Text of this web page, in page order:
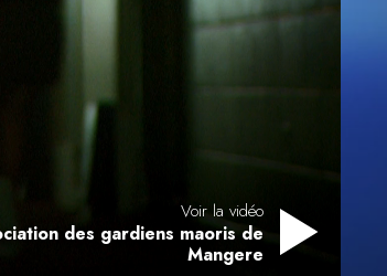
L’échelle des tons
Les enfants
La raison de l’oppression
Voir la vidéo
des gardiens maoris de
Mangere